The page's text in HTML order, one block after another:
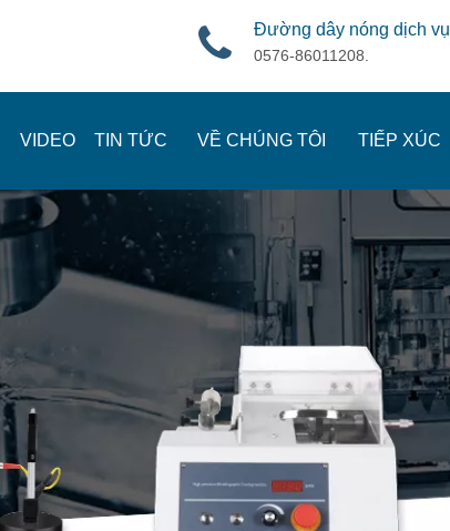
Đường dây nóng dịch vụ
0576-86011208.
VIDEO TIN TỨC VỀ CHÚNG TÔI TIẾP XÚC